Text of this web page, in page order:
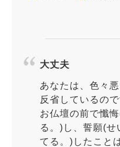
大丈夫
あなたは、色々
反省しているので
お仏壇の前で懺
る。)し、誓願(せ
てる。)したこと